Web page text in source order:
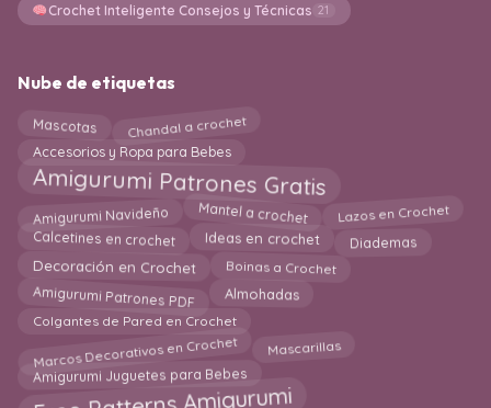
Crochet Inteligente Consejos y Técnicas 21
Nube de etiquetas
Mascotas Chandal a crochet
Accesorios y Ropa para Bebes
Amigurumi Patrones Gratis
Amigurumi Navideño Mantel a crochet Lazos en Crochet
Calcetines en crochet Ideas en crochet Diademas
Decoración en Crochet Boinas a Crochet
Amigurumi Patrones PDF Almohadas
Colgantes de Pared en Crochet
Marcos Decorativos en Crochet Mascarillas
Amigurumi Juguetes para Bebes